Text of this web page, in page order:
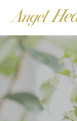
施術をご希望の方
カウンセリング
スクール受講生の